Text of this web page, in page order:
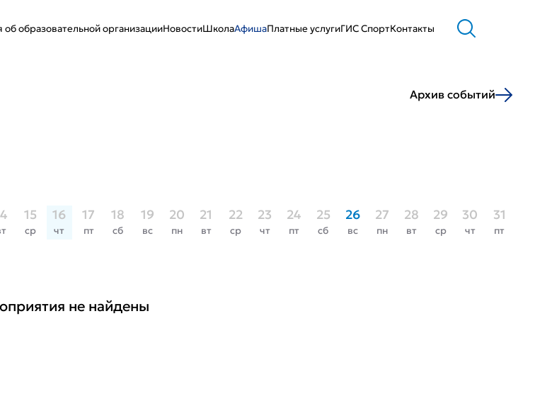
об образовательной организацииНовостиШколаАфишаПлатные услугиГИС CпортКонтакты
Архив событий
15
ср
16
чт
17
пт
18
сб
19
вс
20
пн
21
вт
22
ср
23
чт
24
пт
25
сб
26
вс
27
пн
28
вт
29
ср
30
чт
31
пт
не найдены